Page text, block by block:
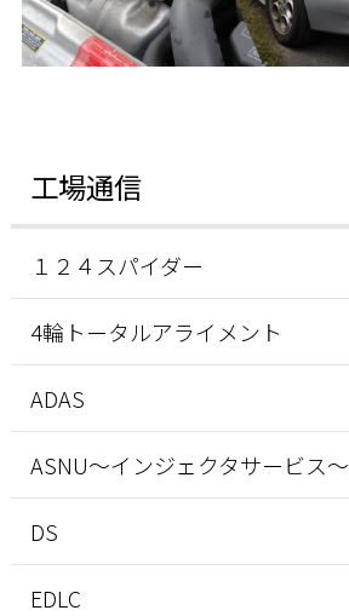
工場通信
１２４スパイダー
4輪トータルアライメント
ADAS
ASNU～インジェクタサービス～
DS
EDLC